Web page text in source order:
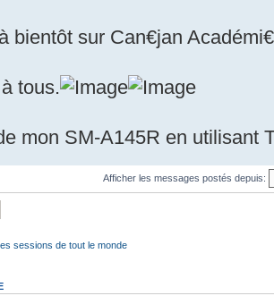
bientôt sur Can€jan
tous.
mon SM-A145R en utilisant
Afficher les messages postés depuis:
sessions de tout le monde